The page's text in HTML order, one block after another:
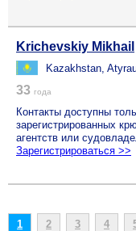
Krichevskiy Mikhail
Kazakhstan,
33 года
Контакты доступны
зарегистрированных
агентств или
Зарегистрироваться >>
1 2 3 4